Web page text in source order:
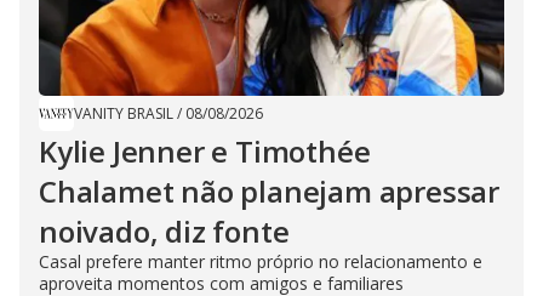
VANITY BRASIL/ 08/08/2026
Kylie Jenner e Timothée
Chalamet não planejam apressar
noivado, diz fonte
Casal prefere manter ritmo próprio no relacionamento e
aproveita momentos com amigos e familiares